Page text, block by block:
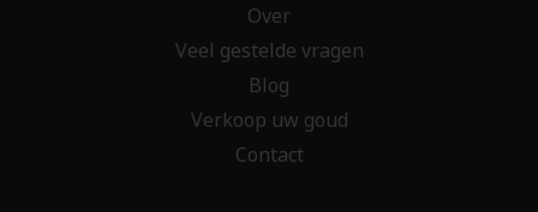
Over
Veel gestelde vragen
Blog
Verkoop uw goud
Contact